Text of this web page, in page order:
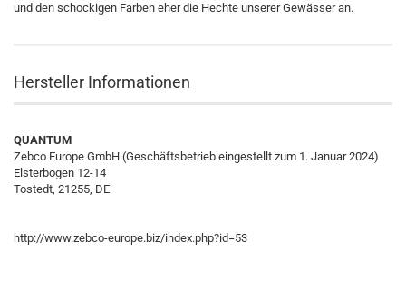
und den schockigen Farben eher die Hechte unserer Gewässer an.
Hersteller Informationen
QUANTUM
Zebco Europe GmbH (Geschäftsbetrieb eingestellt zum 1. Januar 2024)
Elsterbogen 12-14
Tostedt, 21255, DE
http://www.zebco-europe.biz/index.php?id=53